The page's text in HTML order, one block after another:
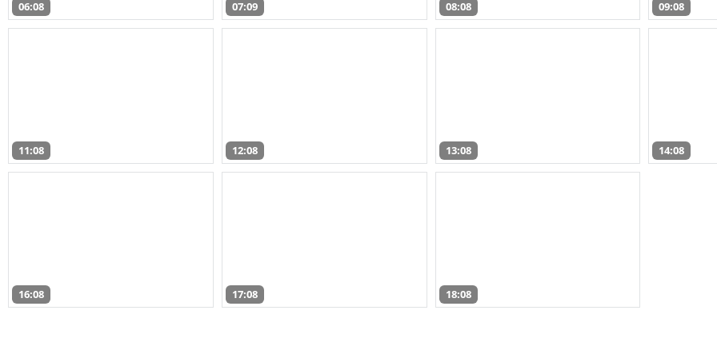
06:08 07:09 08:08 09:08
11:08 12:08 13:08 14:08
16:08 17:08 18:08